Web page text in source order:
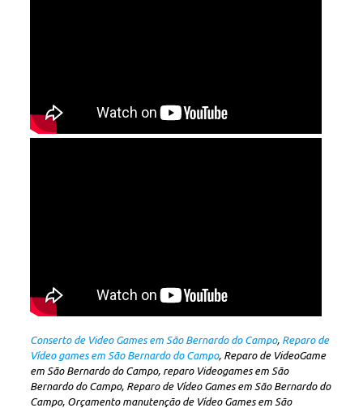
Conserto de Video Games em São Bernardo do Campo, Reparo de
Vídeo games em São Bernardo do Campo, Reparo de VideoGame
em São Bernardo do Campo, reparo Videogames em São
Bernardo do Campo, Reparo de Vídeo Games em São Bernardo do
Campo, Orçamento manutenção de Vídeo Games em São